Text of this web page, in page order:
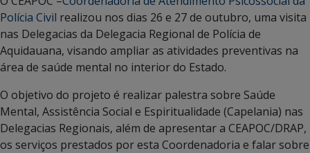
Polícia Civil realizou nos dias 26 e 27 de outubro, uma visita
nas Delegacias da Delegacia Regional de Polícia de
Aquidauana, visando ampliar as atividades preventivas na
área de saúde mental no interior do Estado.
O objetivo do projeto é realizar palestra sobre Saúde
Mental, Assistência Social e Espiritualidade (Capelania) nas
Delegacias Regionais, além de apresentar a CEAPOC/DRAP,
os serviços prestados por esta Coordenadoria e falar sobre